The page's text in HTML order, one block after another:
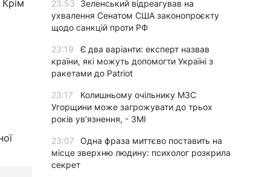
23:53
Зеленський відреагував на
ухвалення Сенатом США законопроєкту
щодо санкцій проти РФ
23:19
Є два варіанти: експерт назвав
країни, які можуть допомогти Україні з
ракетами до Patriot
23:17
Колишньому очільнику МЗС
Угорщини може загрожувати до трьох
років ув'язнення, - ЗМІ
23:07
Одна фраза миттєво поставить на
місце зверхню людину: психолог розкрила
секрет